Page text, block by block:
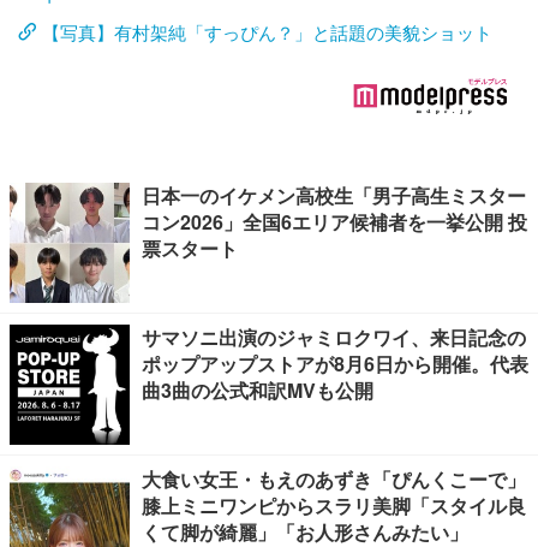
【写真】有村架純「すっぴん？」と話題の美貌ショット
日本一のイケメン高校生「男子高生ミスター
コン2026」全国6エリア候補者を一挙公開 投
票スタート
サマソニ出演のジャミロクワイ、来日記念の
ポップアップストアが8月6日から開催。代表
曲3曲の公式和訳MVも公開
大食い女王・もえのあずき「ぴんくこーで」
膝上ミニワンピからスラリ美脚「スタイル良
くて脚が綺麗」「お人形さんみたい」